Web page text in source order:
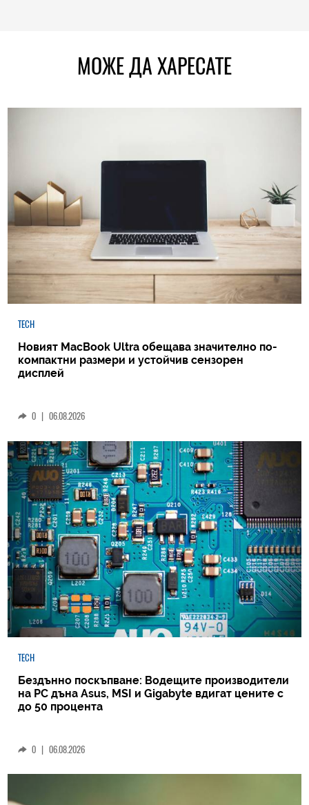
МОЖЕ ДА ХАРЕСАТЕ
TECH
Новият MacBook Ultra обещава значително по-
компактни размери и устойчив сензорен
дисплей
0 | 06.08.2026
TECH
Бездънно поскъпване: Водещите производители
на РС дъна Asus, MSI и Gigabyte вдигат цените с
до 50 процента
0 | 06.08.2026